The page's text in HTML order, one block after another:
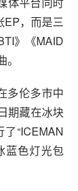
EP，而是三
》《MAID
多伦多市中
期藏在冰块
“ICEMAN
蓝色灯光包